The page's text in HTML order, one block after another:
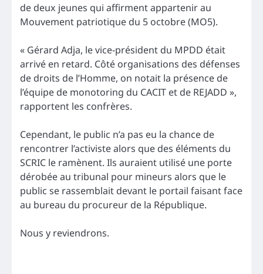
de deux jeunes qui affirment appartenir au
Mouvement patriotique du 5 octobre (MO5).
« Gérard Adja, le vice-président du MPDD était
arrivé en retard. Côté organisations des défenses
de droits de l’Homme, on notait la présence de
l’équipe de monotoring du CACIT et de REJADD »,
rapportent les confrères.
Cependant, le public n’a pas eu la chance de
rencontrer l’activiste alors que des éléments du
SCRIC le ramènent. Ils auraient utilisé une porte
dérobée au tribunal pour mineurs alors que le
public se rassemblait devant le portail faisant face
au bureau du procureur de la République.
Nous y reviendrons.